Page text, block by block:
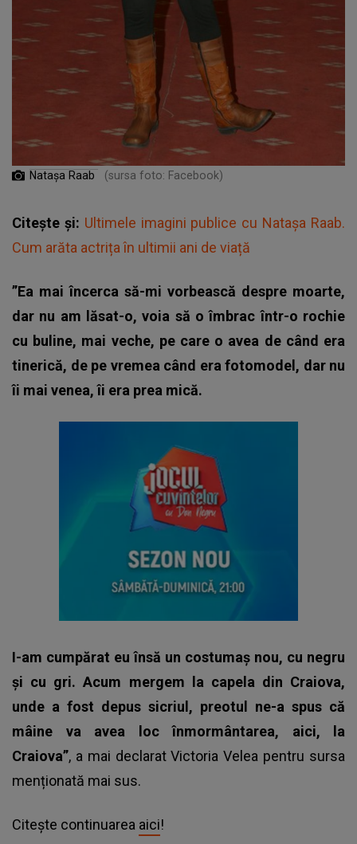
Natașa Raab (sursa foto: Facebook)
Citește și: Ultimele imagini publice cu Natașa Raab.
Cum arăta actrița în ultimii ani de viață
”Ea mai încerca să-mi vorbească despre moarte,
dar nu am lăsat-o, voia să o îmbrac într-o rochie
cu buline, mai veche, pe care o avea de când era
tinerică, de pe vremea când era fotomodel, dar nu
îi mai venea, îi era prea mică.
I-am cumpărat eu însă un costumaș nou, cu negru
și cu gri. Acum mergem la capela din Craiova,
unde a fost depus sicriul, preotul ne-a spus că
mâine va avea loc înmormântarea, aici, la
Craiova”, a mai declarat Victoria Velea pentru sursa
menționată mai sus.
Citește continuarea aici!